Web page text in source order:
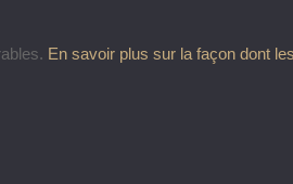
En savoir plus sur la façon dont